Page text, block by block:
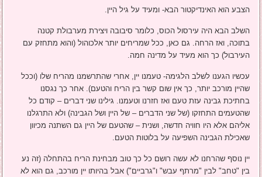
הצבע הוא האינדיקטור הבא- ומעיד על גיל היין.
השלב הבא היה עירסול הכוס, כלומר סיבובה ויצירת מערבולת קטנה
בתוכה, ואז הרחה. גם כאן, ככל שמריחים יותר אלכוהול (והוא מתחזק עם
העירבול) כך הוא מעיד על מדינה חמה.
עכשיו הגענו לשלב הלגימה- טעמנו יין, אחרי שהתרשמנו מהריח שלו (וככל
שהיין מורכב יותר, כך אין שום קשר בין הריח והטעם). אחר כך נגסנו
בחתיכת גבינה עזת טעם ואז חזרנו וטעמנו. גילינו שני דברים – קודם כל
שהטעמים התחזקו (של שני הדברים – של היין ושל הגבינה) ולא התרגלנו
אליהם אלא היו חוויה חדשה, ושנית – שהטעם של היין גם השתנה מכיוון
שאכילת הגבינה השפיעה על בלוטות הטעם.
יין נוסף שהרחנו לא עשה רושם כל כך טוב מבחינת הריח בהתחלה (זה נע
בין "טחב" לבין "מרתף עבש" ו"גרביים") אבל בהיותו יין מורכב, גם הוא לא